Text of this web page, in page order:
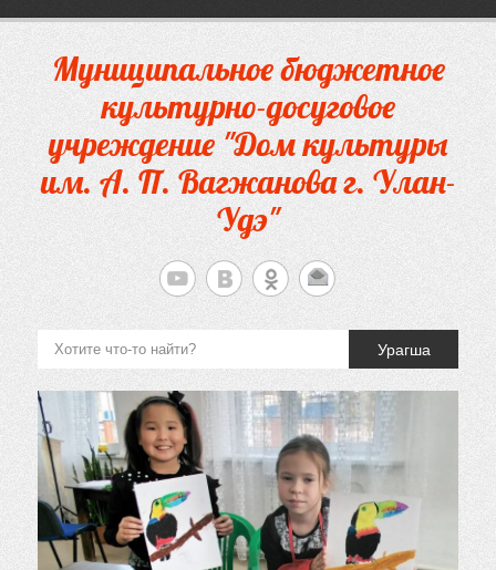
содержимомуМуниципальное бюджетное
культурно-досуговое
учреждение "Дом культуры
им. А. П. Вагжанова г. Улан-
Удэ"
Урагша